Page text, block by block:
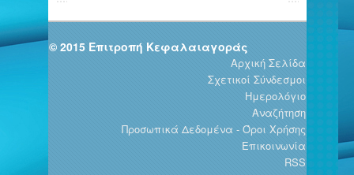
© 2015 Επιτροπή Κεφαλαιαγοράς
Αρχική Σελίδα
Σχετικοί Σύνδεσμοι
Ημερολόγιο
Αναζήτηση
Προσωπικά Δεδομένα - Όροι Χρήσης
Επικοινωνία
RSS